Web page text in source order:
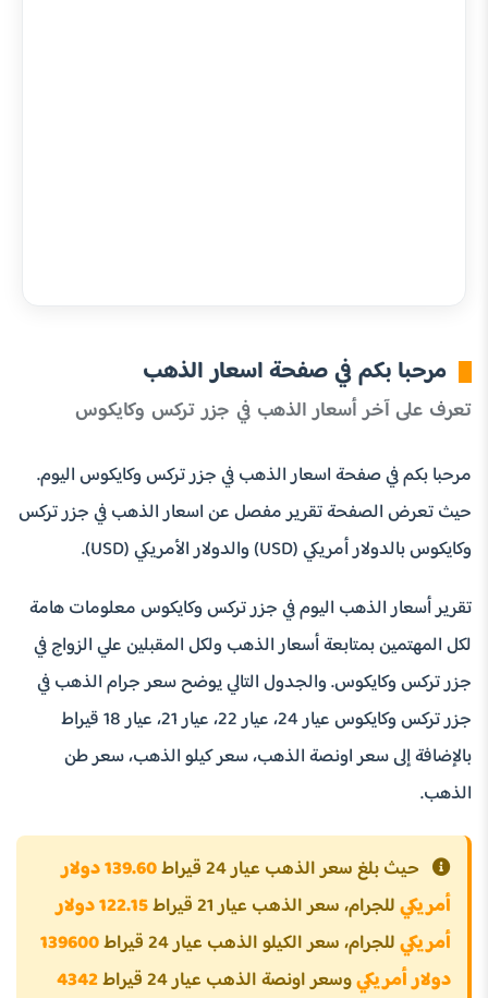
مرحبا بكم في صفحة اسعار الذهب
تعرف على آخر أسعار الذهب في جزر تركس وكايكوس
مرحبا بكم في صفحة اسعار الذهب في جزر تركس وكايكوس اليوم.
حيث تعرض الصفحة تقرير مفصل عن اسعار الذهب في جزر تركس
وكايكوس بالدولار أمريكي (USD) والدولار الأمريكي (USD).
تقرير أسعار الذهب اليوم في جزر تركس وكايكوس معلومات هامة
لكل المهتمين بمتابعة أسعار الذهب ولكل المقبلين علي الزواج في
جزر تركس وكايكوس. والجدول التالي يوضح سعر جرام الذهب في
جزر تركس وكايكوس عيار 24، عيار 22، عيار 21، عيار 18 قيراط
بالإضافة إلى سعر اونصة الذهب، سعر كيلو الذهب، سعر طن
الذهب.
حيث بلغ سعر الذهب عيار 24 قيراط
139.60 دولار
أمريكيللجرام، سعر الذهب عيار 21 قيراط
122.15 دولار
أمريكيللجرام، سعر الكيلو الذهب عيار 24 قيراط
139600
دولار أمريكيوسعر اونصة الذهب عيار 24 قيراط
4342